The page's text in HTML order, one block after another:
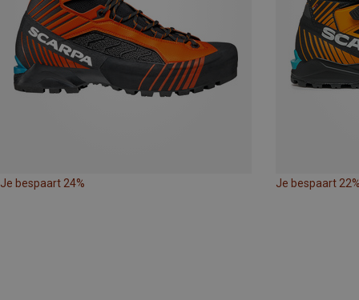
Je bespaart 24% Je bespaart